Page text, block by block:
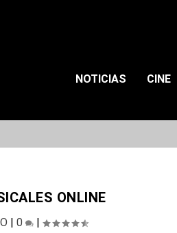
NOTICIAS CINE
ONLINE
| 0 |